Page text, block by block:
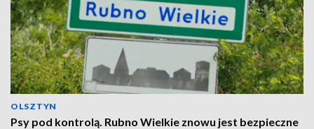
OLSZTYN
Psy pod kontrolą. Rubno Wielkie znowu jest bezpieczne